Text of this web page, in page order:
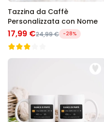
Tazzina da Caffè
Personalizzata con Nome
17,99 €24,99 € -28%